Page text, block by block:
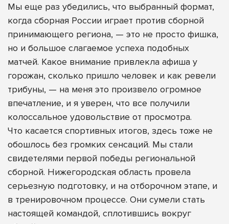
Мы еще раз убедились, что выбранный формат,
когда сборная России играет против сборной
принимающего региона, — это не просто фишка,
но и большое слагаемое успеха подобных
матчей. Какое внимание привлекла афиша у
горожан, сколько пришло человек и как ревели
трибуны, — на меня это произвело огромное
впечатление, и я уверен, что все получили
колоссальное удовольствие от просмотра.
Что касается спортивных итогов, здесь тоже не
обошлось без громких сенсаций. Мы стали
свидетелями первой победы региональной
сборной. Нижегородская область провела
серьезную подготовку, и на отборочном этапе, и
в тренировочном процессе. Они сумели стать
настоящей командой, сплотившись вокруг